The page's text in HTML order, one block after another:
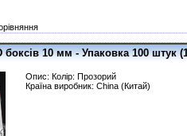
боксів 10 мм - Упаковка 100 штук
Опис: Колір: Прозорий
Країна виробник: China (Китай)